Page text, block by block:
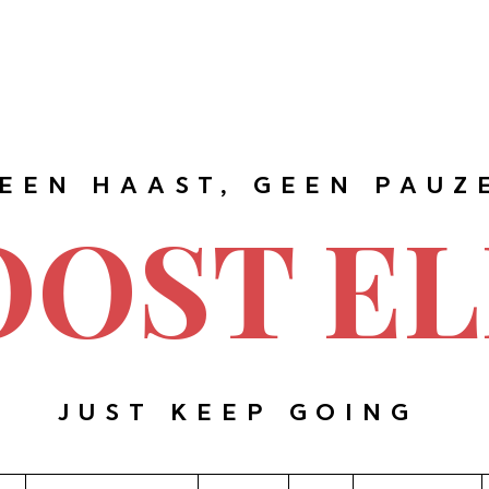
HAAST, GEEN
JUST KEEP GOING